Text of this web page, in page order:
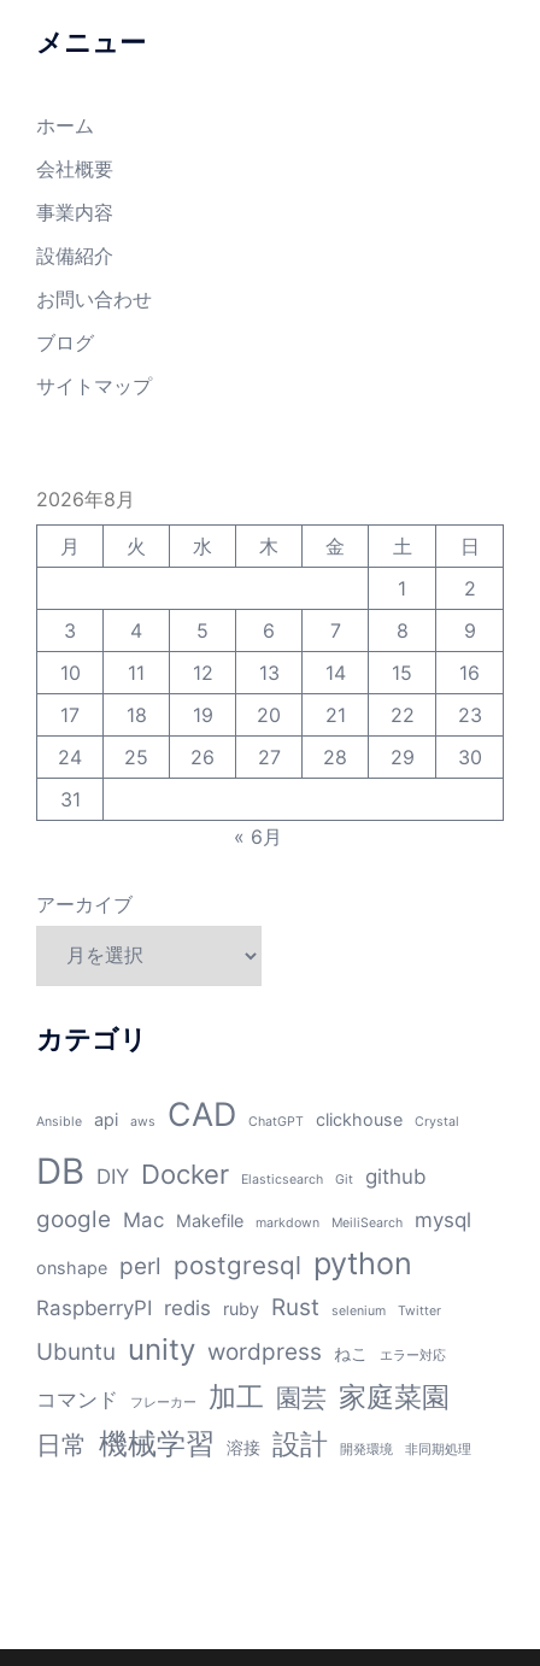
メニュー
ホーム
会社概要
事業内容
設備紹介
お問い合わせ
ブログ
サイトマップ
2026年8月
月
火 水 木 金 土
日
1
2
3
4 5 6 7 8
9
10
11 12 13 14 15
16
17
18 19 20 21 22
23
24
25 26 27 28 29
30
31
« 6月
アーカイブ
カテゴリ
Ansible api aws CAD ChatGPT clickhouse Crystal
DB DIY Docker Elasticsearch Git github
google Mac Makefile markdown MeiliSearch mysql
onshape perl postgresql python
RaspberryPI redis ruby Rust selenium Twitter
Ubuntu unity wordpress ねこ エラー対応
コマンド フレーカー 加工 園芸 家庭菜園
日常 機械学習 溶接 設計 開発環境 非同期処理